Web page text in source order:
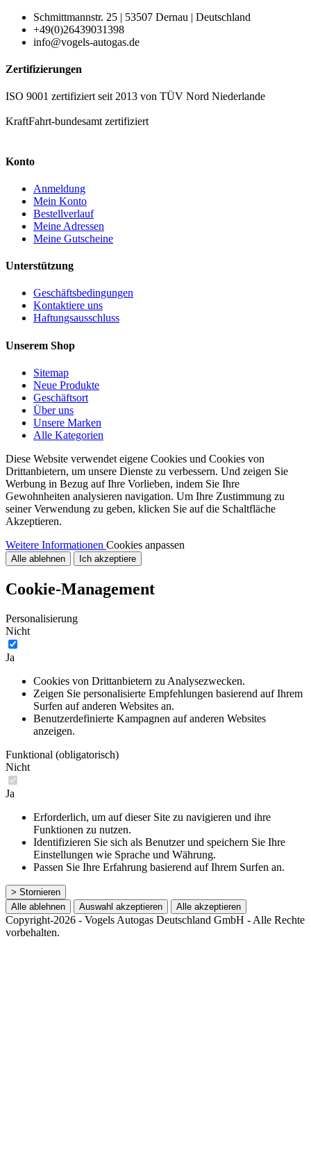
Schmittmannstr. 25 | 53507 Dernau | Deutschland
+49(0)26439031398
info@vogels-autogas.de
Zertifizierungen
ISO 9001 zertifiziert seit 2013 von TÜV Nord Niederlande
KraftFahrt-bundesamt zertifiziert
Konto
Anmeldung
Mein Konto
Bestellverlauf
Meine Adressen
Meine Gutscheine
Unterstützung
Geschäftsbedingungen
Kontaktiere uns
Haftungsausschluss
Unserem Shop
Sitemap
Neue Produkte
Geschäftsort
Über uns
Unsere Marken
Alle Kategorien
Diese Website verwendet eigene Cookies und Cookies von
Drittanbietern, um unsere Dienste zu verbessern. Und zeigen Sie
Werbung in Bezug auf Ihre Vorlieben, indem Sie Ihre
Gewohnheiten analysieren navigation. Um Ihre Zustimmung zu
seiner Verwendung zu geben, klicken Sie auf die Schaltfläche
Akzeptieren.
Weitere Informationen Cookies anpassen
Alle ablehnen Ich akzeptiere
Cookie-Management
Personalisierung
Nicht
Ja
Cookies von Drittanbietern zu Analysezwecken.
Zeigen Sie personalisierte Empfehlungen basierend auf Ihrem
Surfen auf anderen Websites an.
Benutzerdefinierte Kampagnen auf anderen Websites
anzeigen.
Funktional (obligatorisch)
Nicht
Ja
Erforderlich, um auf dieser Site zu navigieren und ihre
Funktionen zu nutzen.
Identifizieren Sie sich als Benutzer und speichern Sie Ihre
Einstellungen wie Sprache und Währung.
Passen Sie Ihre Erfahrung basierend auf Ihrem Surfen an.
> Stornieren
Alle ablehnen
Auswahl akzeptieren Alle akzeptieren
Copyright-2026 - Vogels Autogas Deutschland GmbH - Alle Rechte
vorbehalten.